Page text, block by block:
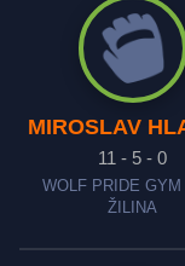
MIROSLAV
11 - 5 - 0
WOLF PRIDE GYM
ŽILINA